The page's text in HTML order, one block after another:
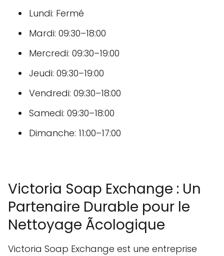
Lundi: Fermé
Mardi: 09:30–18:00
Mercredi: 09:30–19:00
Jeudi: 09:30–19:00
Vendredi: 09:30–18:00
Samedi: 09:30–18:00
Dimanche: 11:00–17:00
Victoria Soap Exchange : Un
Partenaire Durable pour le
Nettoyage Ãcologique
Victoria Soap Exchange est une entreprise